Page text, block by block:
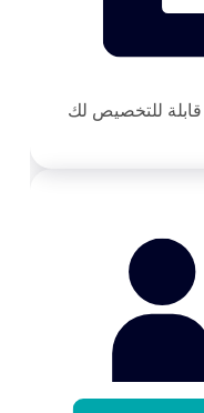
للتخصيص لك